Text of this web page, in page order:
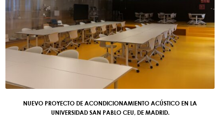
NUEVO PROYECTO DE ACONDICIONAMIENTO ACÚSTICO EN LA
UNIVERSIDAD SAN PABLO CEU, DE MADRID.